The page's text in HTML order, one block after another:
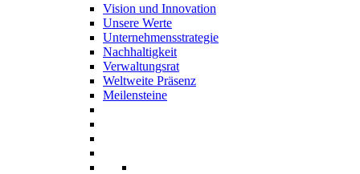
Vision und Innovation
Unsere Werte
Unternehmensstrategie
Nachhaltigkeit
Verwaltungsrat
Weltweite Präsenz
Meilensteine